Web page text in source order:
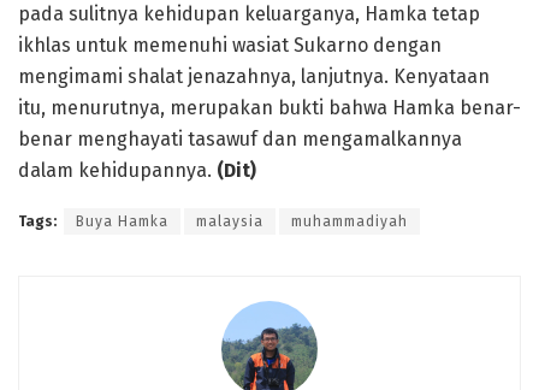
pada sulitnya kehidupan keluarganya, Hamka tetap
ikhlas untuk memenuhi wasiat Sukarno dengan
mengimami shalat jenazahnya, lanjutnya. Kenyataan
itu, menurutnya, merupakan bukti bahwa Hamka benar-
benar menghayati tasawuf dan mengamalkannya
dalam kehidupannya. (Dit)
Tags: Buya Hamka malaysia muhammadiyah